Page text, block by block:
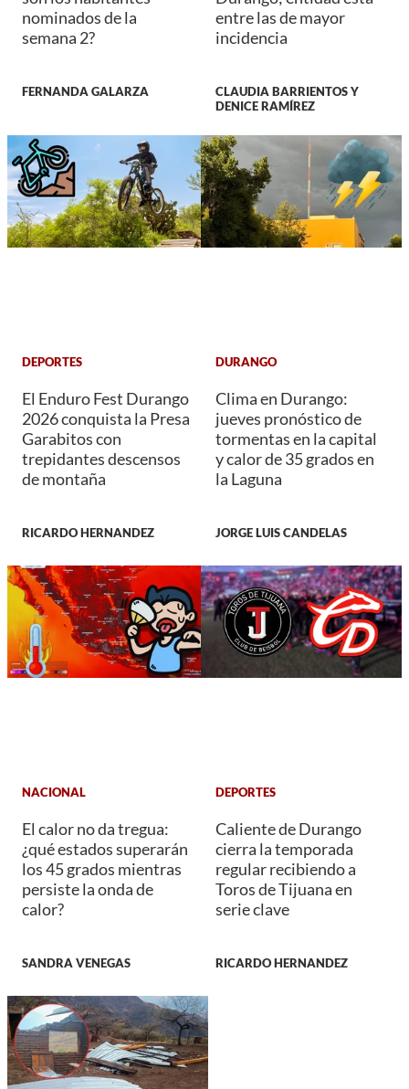
nominados de la
semana 2?
FERNANDA GALARZA
entre las de mayor
incidencia
CLAUDIA BARRIENTOS Y
DENICE RAMÍREZ
DEPORTES
El Enduro Fest Durango
2026 conquista la Presa
Garabitos con
trepidantes descensos
de montaña
RICARDO HERNANDEZ
DURANGO
Clima en Durango:
jueves pronóstico de
tormentas en la capital
y calor de 35 grados en
la Laguna
JORGE LUIS CANDELAS
NACIONAL
El calor no da tregua:
¿qué estados superarán
los 45 grados mientras
persiste la onda de
calor?
SANDRA VENEGAS
DEPORTES
Caliente de Durango
cierra la temporada
regular recibiendo a
Toros de Tijuana en
serie clave
RICARDO HERNANDEZ